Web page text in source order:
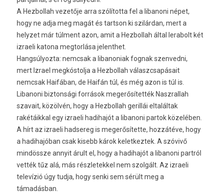
A Hezbollah vezetője arra szólította fel a libanoni népet,
hogy ne adja meg magát és tartson ki szilárdan, mert a
helyzet már túlment azon, amit a Hezbollah által lerabolt két
izraeli katona megtorlása jelenthet.
Hangsúlyozta: nemcsak a libanoniak fognak szenvedni,
mert Izrael megkóstolja a Hezbollah válaszcsapásait
nemcsak Haifában, de Haifán túl, és még azon is túl is.
Libanoni biztonsági források megerősítették Naszrallah
szavait, közölvén, hogy a Hezbollah gerillái eltaláltak
rakétáikkal egy izraeli hadihajót a libanoni partok közelében.
A hírt az izraeli hadsereg is megerősítette, hozzátéve, hogy
a hadihajóban csak kisebb károk keletkeztek. A szóvivő
mindössze annyit árult el, hogy a hadihajót a libanoni partról
vették tűz alá, más részletekkel nem szolgált. Az izraeli
televízió úgy tudja, hogy senki sem sérült meg a
támadásban.